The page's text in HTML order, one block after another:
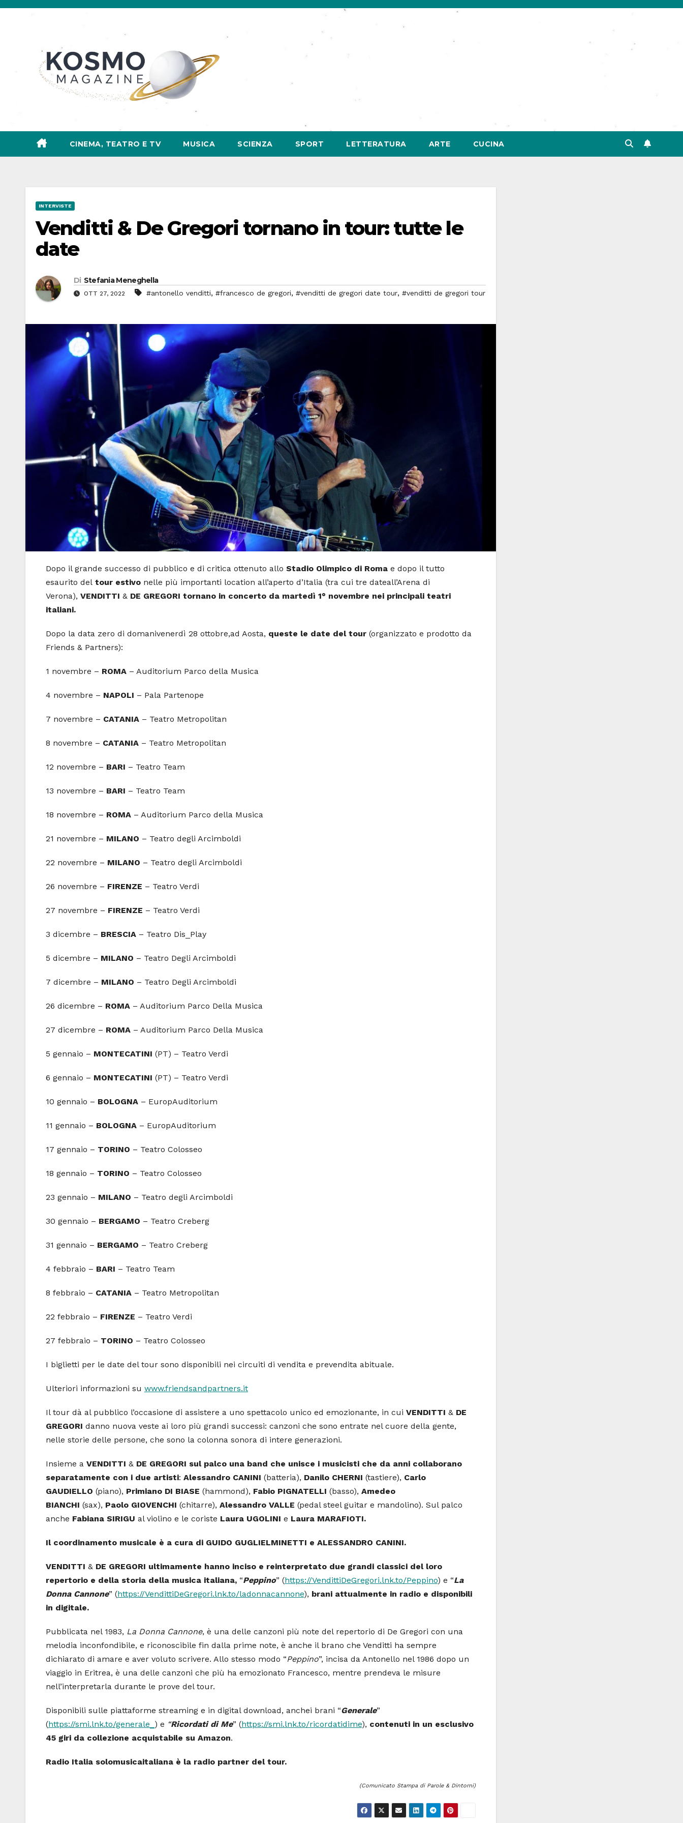
Salta
CINEMA, TEATRO E TV MUSICA SCIENZA SPORT LETTERATURA ARTE CUCINA
INTERVISTE
Venditti & De Gregori tornano in tour: tutte le
date
Di Stefania Meneghella
OTT 27, 2022 #antonello venditti, #francesco de gregori, #venditti de gregori date tour, #venditti de gregori tour
Dopo il grande successo di pubblico e di critica ottenuto allo Stadio Olimpico di Roma e dopo il tutto
esaurito del tour estivo nelle più importanti location all’aperto d’Italia (tra cui tre dateall’Arena di
Verona), VENDITTI & DE GREGORI tornano in concerto da martedì 1° novembre nei principali teatri
italiani.
Dopo la data zero di domanivenerdì 28 ottobre,ad Aosta, queste le date del tour (organizzato e prodotto da
Friends & Partners):
1 novembre – ROMA – Auditorium Parco della Musica
4 novembre – NAPOLI – Pala Partenope
7 novembre – CATANIA – Teatro Metropolitan
8 novembre – CATANIA – Teatro Metropolitan
12 novembre – BARI – Teatro Team
13 novembre – BARI – Teatro Team
18 novembre – ROMA – Auditorium Parco della Musica
21 novembre – MILANO – Teatro degli Arcimboldi
22 novembre – MILANO – Teatro degli Arcimboldi
26 novembre – FIRENZE – Teatro Verdi
27 novembre – FIRENZE – Teatro Verdi
3 dicembre – BRESCIA – Teatro Dis_Play
5 dicembre – MILANO – Teatro Degli Arcimboldi
7 dicembre – MILANO – Teatro Degli Arcimboldi
26 dicembre – ROMA – Auditorium Parco Della Musica
27 dicembre – ROMA – Auditorium Parco Della Musica
5 gennaio – MONTECATINI (PT) – Teatro Verdi
6 gennaio – MONTECATINI (PT) – Teatro Verdi
10 gennaio – BOLOGNA – EuropAuditorium
11 gennaio – BOLOGNA – EuropAuditorium
17 gennaio – TORINO – Teatro Colosseo
18 gennaio – TORINO – Teatro Colosseo
23 gennaio – MILANO – Teatro degli Arcimboldi
30 gennaio – BERGAMO – Teatro Creberg
31 gennaio – BERGAMO – Teatro Creberg
4 febbraio – BARI – Teatro Team
8 febbraio – CATANIA – Teatro Metropolitan
22 febbraio – FIRENZE – Teatro Verdi
27 febbraio – TORINO – Teatro Colosseo
I biglietti per le date del tour sono disponibili nei circuiti di vendita e prevendita abituale.
Ulteriori informazioni su www.friendsandpartners.it
Il tour dà al pubblico l’occasione di assistere a uno spettacolo unico ed emozionante, in cui VENDITTI & DE
GREGORI danno nuova veste ai loro più grandi successi: canzoni che sono entrate nel cuore della gente,
nelle storie delle persone, che sono la colonna sonora di intere generazioni.
Insieme a VENDITTI & DE GREGORI sul palco una band che unisce i musicisti che da anni collaborano
separatamente con i due artisti: Alessandro CANINI (batteria), Danilo CHERNI (tastiere), Carlo
GAUDIELLO (piano), Primiano DI BIASE (hammond), Fabio PIGNATELLI (basso), Amedeo
BIANCHI (sax), Paolo GIOVENCHI (chitarre), Alessandro VALLE (pedal steel guitar e mandolino). Sul palco
anche Fabiana SIRIGU al violino e le coriste Laura UGOLINI e Laura MARAFIOTI.
Il coordinamento musicale è a cura di GUIDO GUGLIELMINETTI e ALESSANDRO CANINI.
VENDITTI & DE GREGORI ultimamente hanno inciso e reinterpretato due grandi classici del loro
repertorio e della storia della musica italiana, “Peppino” (https://VendittiDeGregori.lnk.to/Peppino) e “La
Donna Cannone” (https://VendittiDeGregori.lnk.to/ladonnacannone), brani attualmente in radio e disponibili
in digitale.
Pubblicata nel 1983, La Donna Cannone, è una delle canzoni più note del repertorio di De Gregori con una
melodia inconfondibile, e riconoscibile fin dalla prime note, è anche il brano che Venditti ha sempre
dichiarato di amare e aver voluto scrivere. Allo stesso modo “Peppino”, incisa da Antonello nel 1986 dopo un
viaggio in Eritrea, è una delle canzoni che più ha emozionato Francesco, mentre prendeva le misure
nell’interpretarla durante le prove del tour.
Disponibili sulle piattaforme streaming e in digital download, anchei brani “Generale”
(https://smi.lnk.to/generale_ ) e “Ricordati di Me” (https://smi.lnk.to/ricordatidime), contenuti in un esclusivo
45 giri da collezione acquistabile su Amazon.
Radio Italia solomusicaitaliana è la radio partner del tour.
(Comunicato Stampa di Parole & Dintorni)